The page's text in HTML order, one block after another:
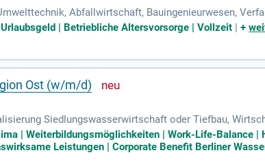
Abfallwirtschaft, Bauingenieurwesen,
oder Erdbau; Fundierte bautechnische und/oder
| Betriebliche Altersvorsorge | Vollzeit |+
Ost (w/m/d)
Siedlungswasserwirtschaft oder Tiefbau,
Aufgaben; Alternativ: Techniker Bautechnik
| Weiterbildungsmöglichkeiten | Work-Life-Balance |
Leistungen | Corporate Benefit Berliner